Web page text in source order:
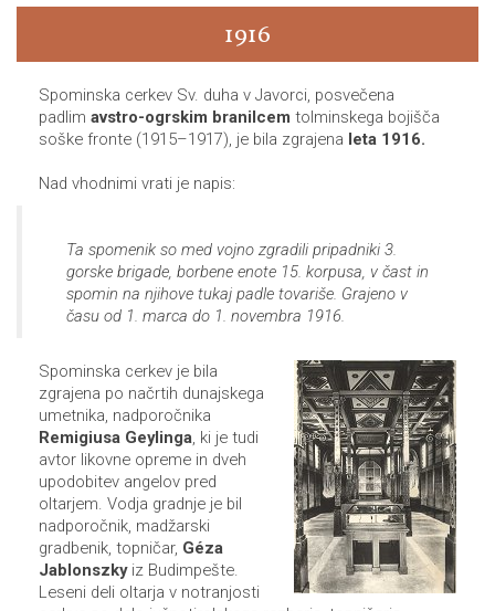
1916
Spominska cerkev Sv. duha v Javorci, posvečena
padlim avstro-ogrskim branilcem tolminskega bojišča
soške fronte (1915–1917), je bila zgrajena leta 1916.
Nad vhodnimi vrati je napis:
Ta spomenik so med vojno zgradili pripadniki 3.
gorske brigade, borbene enote 15. korpusa, v čast in
spomin na njihove tukaj padle tovariše. Grajeno v
času od 1. marca do 1. novembra 1916.
Spominska cerkev je bila
zgrajena po načrtih dunajskega
umetnika, nadporočnika
Remigiusa Geylinga, ki je tudi
avtor likovne opreme in dveh
upodobitev angelov pred
oltarjem. Vodja gradnje je bil
nadporočnik, madžarski
gradbenik, topničar, Géza
Jablonszkyiz Budimpešte.
Leseni deli oltarja v notranjosti